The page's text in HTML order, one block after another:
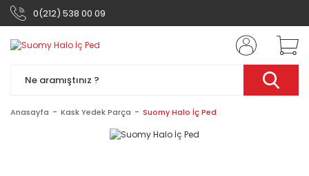
0(212) 538 00 09
Anasayfa Kask Yedek Parça Suomy Halo İç Ped